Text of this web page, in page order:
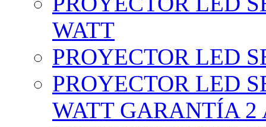
WATT
PROYECTOR LED
PROYECTOR LED
WATT GARANTÍA 2